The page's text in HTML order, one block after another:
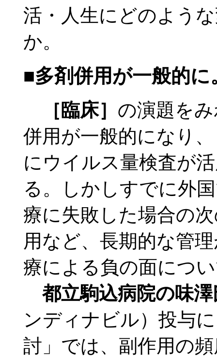
活・人生にどのよう
か。
■多剤併用が一般的に
［臨床］ の演題を
併用が一般的になり
にウイルス量検査が
る。しかしすでに外
療に失敗した場合の
用など、長期的な管
療による負の面につ
都立駒込病院の味澤
ンディナビル）投与
討」では、副作用の